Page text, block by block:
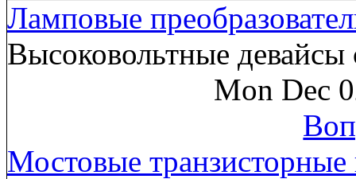
Ламповые
Высоковольтные девайсы
Mon Dec
Мостовые транзисторные